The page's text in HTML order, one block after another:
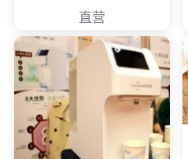
直营